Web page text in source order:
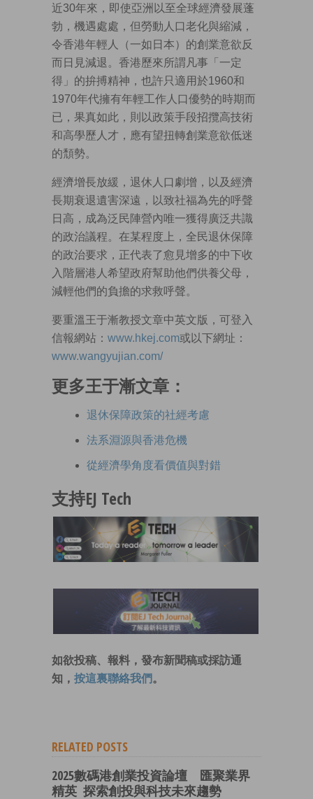
近30年來，即使亞洲以至全球經濟發展蓬
勃，機遇處處，但勞動人口老化與縮減，
令香港年輕人（一如日本）的創業意欲反
而日見減退。香港歷來所謂凡事「一定
得」的拚搏精神，也許只適用於1960和
1970年代擁有年輕工作人口優勢的時期而
已，果真如此，則以政策手段招攬高技術
和高學歷人才，應有望扭轉創業意欲低迷
的頹勢。
經濟增長放緩，退休人口劇增，以及經濟
長期衰退遺害深遠，以致社福為先的呼聲
日高，成為泛民陣營內唯一獲得廣泛共識
的政治議程。在某程度上，全民退休保障
的政治要求，正代表了愈見增多的中下收
入階層港人希望政府幫助他們供養父母，
減輕他們的負擔的求救呼聲。
要重溫王于漸教授文章中英文版，可登入
信報網站： www.hkej.com或以下網址：
www.wangyujian.com/
更多王于漸文章：
退休保障政策的社經考慮
法系淵源與香港危機
從經濟學角度看價值與對錯
支持EJ Tech
如欲投稿、報料，發布新聞稿或採訪通
知， 按這裏聯絡我們 。
RELATED POSTS
2025數碼港創業投資論壇 匯聚業界
精英 探索創投與科技未來趨勢